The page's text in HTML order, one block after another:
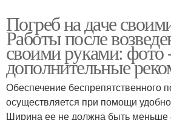
Погреб на даче
Работы после
своими руками: фото
дополнительные
Обеспечение беспрепятственного
осуществляется при помощи
Ширина ее не должна быть меньше